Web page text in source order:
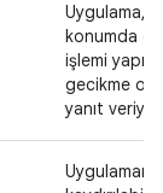
Uygulama, o
konumda
işlemi
gecikme
yanıt
Uygulamanın